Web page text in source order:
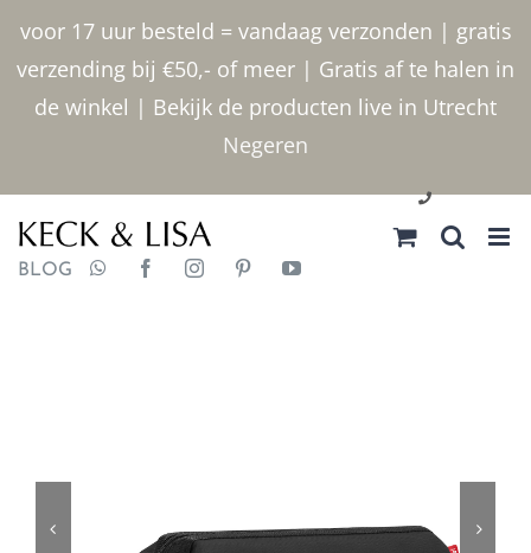
voor 17 uur besteld = vandaag verzonden | gratis
verzending bij €50,- of meer | Gratis af te halen in
de winkel | Bekijk de producten live in Utrecht
Negeren
inhoud
030 2400000
BLOG